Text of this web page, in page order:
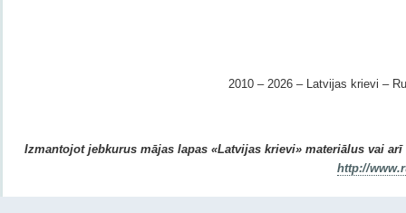
2010 – 2026 – Latvijas krievi –
Izmantojot jebkurus mājas lapas «Latvijas krievi» materiālus vai
http://